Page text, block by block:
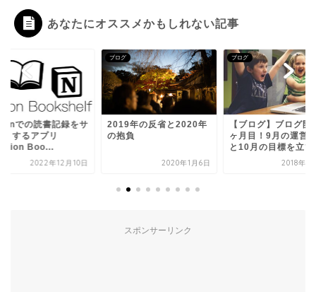
あなたにオススメかもしれない記事
での読書記録をサ
トするアプリ
Boo...
2022年12月10日
ブログ
2019年の反省と2020年
の抱負
2020年1月6日
ブログ
【ブログ】ブログ開
ヶ月目！9月の運営
と10月の目標を立て
2018年10
スポンサーリンク